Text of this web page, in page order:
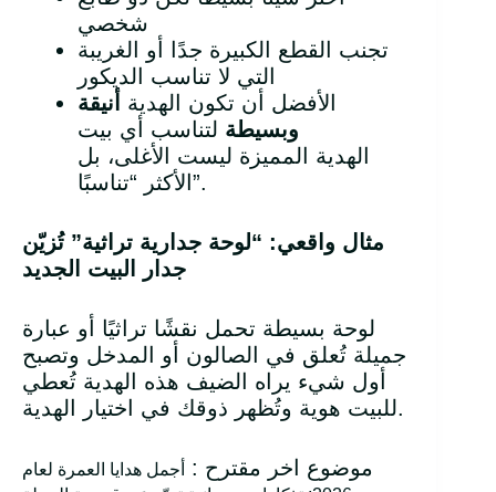
شخصي
تجنب القطع الكبيرة جدًا أو الغريبة
التي لا تناسب الديكور
الأفضل أن تكون الهدية
أنيقة
وبسيطة لتناسب أي بيت
الهدية المميزة ليست الأغلى، بل
الأكثر “تناسبًا”.
مثال واقعي: “لوحة جدارية تراثية” تُزيّن
جدار البيت الجديد
لوحة بسيطة تحمل نقشًا تراثيًا أو عبارة
جميلة تُعلق في الصالون أو المدخل وتصبح
أول شيء يراه الضيف هذه الهدية تُعطي
للبيت هوية وتُظهر ذوقك في اختيار الهدية.
موضوع اخر مقترح :
أجمل هدايا العمرة لعام